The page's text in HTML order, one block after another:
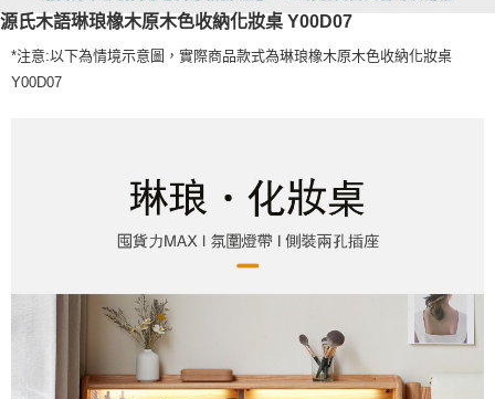
源氏木語琳琅橡木原木色收納化妝桌 Y00D07
*注意:以下為情境示意圖，實際商品款式為琳琅橡木原木色收納化妝桌
Y00D07